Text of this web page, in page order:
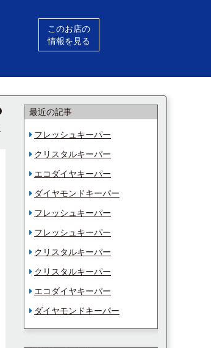
このお店の
情報を見る
最近の記事
フレッシュキーパー
クリスタルキーパー
エコダイヤキーパー
ダイヤモンドキーパー
フレッシュキーパー
フレッシュキーパー
クリスタルキーパー
クリスタルキーパー
エコダイヤキーパー
ダイヤモンドキーパー